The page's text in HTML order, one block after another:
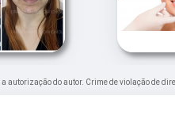
autorização do autor. Crime de violação de